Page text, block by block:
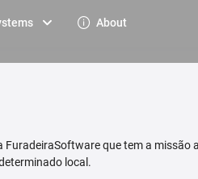
About
que tem a missão
local.